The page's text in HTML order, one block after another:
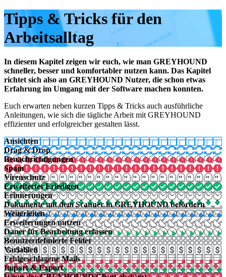
Tipps & Tricks für den
Arbeitsalltag
In diesem Kapitel zeigen wir euch, wie man GREYHOUND
schneller, besser und komfortabler nutzen kann. Das Kapitel
richtet sich also an GREYHOUND Nutzer, die schon etwas
Erfahrung im Umgang mit der Software machen konnten.
Euch erwarten neben kurzen Tipps & Tricks auch ausführliche
Anleitungen, wie sich die tägliche Arbeit mit GREYHOUND
effizienter und erfolgreicher gestalten lässt.
Ansichten
Drag & Drop
Benachrichtigungen
Spam
Virenschutz
Erweitertes Erledigen
Erinnerungen
Dokumente mit dem Scanner in GREYHOUND befördern
Weiterleiten
Erweiterungen nutzen
Dauer für Bearbeitung erfassen
Benutzerdefinierte Felder
Variablen
Fehlgeschlagene Mails
Import & Export